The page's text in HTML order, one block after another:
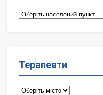
Сімейні
Терапевти
Терапевти